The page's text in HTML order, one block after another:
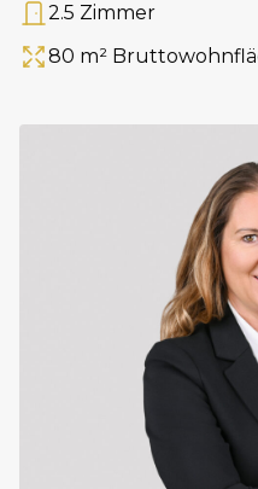
Anzahl Zimmer
2.5 Zimmer
Fläche
80 m²